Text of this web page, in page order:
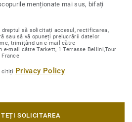
menționate mai sus, bifați
să solicitați accesul, rectificarea,
sau să vă opuneți prelucrării datelor
trimițând un e-mail către
e-mail către Tarkett, 1 Terrasse Bellini,Tour
France
citiți Privacy Policy
SOLICITAREA